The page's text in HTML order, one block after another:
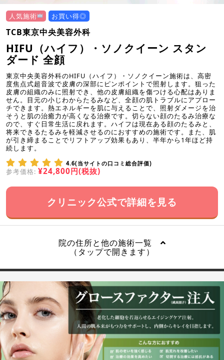
人気施術 お買い得◎
TCB東京中央美容外科
HIFU（ハイフ）・ソノクイーン スタン
ダード 全顔
東京中央美容外科のHIFU（ハイフ）・ソノクイーン施術は、高密
度焦点式超音波で皮膚の深部にピンポイントで照射します。狙った
皮膚の組織のみに照射でき、他の皮膚組織を傷つける心配はありま
せん。目元の小じわからたるみなど、全顔の肌トラブルにアプロー
チできます。熱エネルギーを肌に与えることで、照射ダメージを治
そうと肌の治癒力が高くなる治療です。切らない顔のたるみ治療な
ので、すぐ日常生活に戻れます。ハイフは現在ある顔のたるみと、
将来できるたるみを軽減させるのにおすすめの施術です。また、肌
が引き締まることでリフトアップ効果もあり、半年から1年ほど持
続します。
4.6(当サイトの口コミ総合評価)
参考価格: ¥24,800円(税抜)
クリニック公式で詳細を見る
院の住所と他の施術一覧
（タップで開きます）